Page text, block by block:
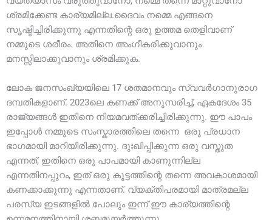
ശ്രമിക്കേണ്ട കാര്യമില്ല.ദൈവം നമ്മെ എങ്ങനെ
സൃഷ്ടിച്ചിരിക്കുന്നു എന്നതിന്റെ ഒരു ഉത്തമ തെളിവാണ്
നമ്മുടെ ശരീരം. അതിനെ അംഗീകരിക്കുവാനും
മനസ്സിലാക്കുവാനും ശ്രമിക്കുക.
ലോക ജനസംഖ്യയിലെ 17 ശതമാനവും സ്വവർഗാനുരാഗ
ദമ്പതികളാണ്. 2023ലെ കണക്ക് അനുസരിച്ച്, ഏകദേശം 35
രാജ്യങ്ങൾ ഇതിനെ നിയമവത്ക്കരിച്ചിരിക്കുന്നു. ഈ പാപം
ഇപ്പോൾ നമ്മുടെ സംസ്കാരത്തിലെ തന്നെ ഒരു പ്രധാന
ഭാഗമായി മാറിയിരിക്കുന്നു. ദുഃഖിപ്പിക്കുന്ന ഒരു വസ്തുത
എന്നത്, ഇതിനെ ഒരു പാപമായി കാണുന്നില്ല
എന്നതിനപ്പുറം, ഇത് ഒരു കൂട്ടത്തിന്റെ തന്നെ അവകാശമായി
കണക്കാക്കുന്നു എന്നതാണ്. വ്യക്തിപരമായി മാത്രമല്ല
പരസ്യ ഇടങ്ങളിൽ പോലും ഇന്ന് ഈ കാര്യത്തിന്റെ